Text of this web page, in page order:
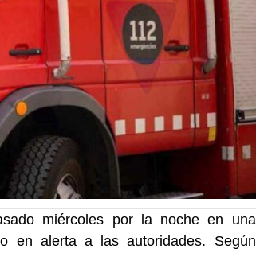
miércoles por la noche en una
en alerta a las autoridades. Según